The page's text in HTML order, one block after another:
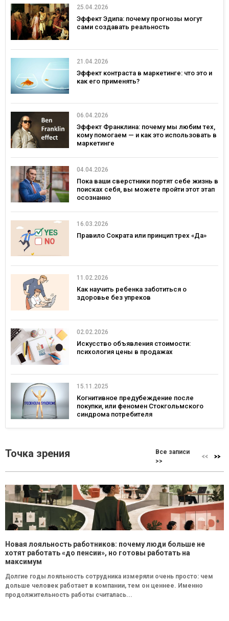
25.04.2026
Эффект Эдипа: почему прогнозы могут
сами создавать реальность
21.04.2026
Эффект контраста в маркетинге: что это и
как его применять?
06.04.2026
Эффект Франклина: почему мы любим тех,
кому помогаем — и как это использовать в
маркетинге
04.04.2026
Пока ваши сверстники портят себе жизнь в
поисках себя, вы можете пройти этот этап
осознанно
16.03.2026
Правило Сократа или принцип трех «Да»
11.02.2026
Как научить ребенка заботиться о
здоровье без упреков
02.02.2026
Искусство объявления стоимости:
психология цены в продажах
15.11.2025
Когнитивное предубеждение после
покупки, или феномен Стокгольмского
синдрома потребителя
Точка зрения
Все записи
>>
Новая лояльность работников: почему люди больше не
хотят работать «до пенсии», но готовы работать на
максимум
Долгие годы лояльность сотрудника измеряли очень просто: чем
дольше человек работает в компании, тем он ценнее. Именно
продолжительность работы считалась...